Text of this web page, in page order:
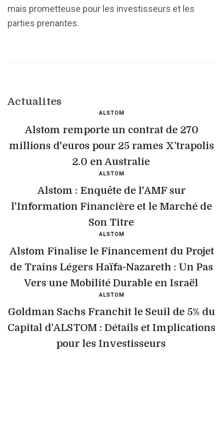
mais prometteuse pour les investisseurs et les
parties prenantes.
Actualites
ALSTOM
Alstom remporte un contrat de 270
millions d'euros pour 25 rames X’trapolis
2.0 en Australie
ALSTOM
Alstom : Enquête de l'AMF sur
l'Information Financière et le Marché de
Son Titre
ALSTOM
Alstom Finalise le Financement du Projet
de Trains Légers Haïfa-Nazareth : Un Pas
Vers une Mobilité Durable en Israël
ALSTOM
Goldman Sachs Franchit le Seuil de 5% du
Capital d'ALSTOM : Détails et Implications
pour les Investisseurs